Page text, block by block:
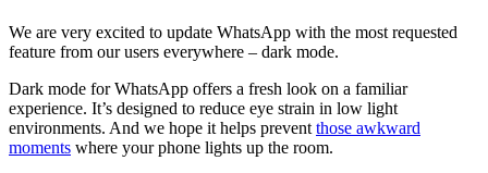
We are very excited to update WhatsApp with the most requested
feature from our users everywhere – dark mode.
Dark mode for WhatsApp offers a fresh look on a familiar
experience. It’s designed to reduce eye strain in low light
environments. And we hope it helps prevent those awkward
moments where your phone lights up the room.